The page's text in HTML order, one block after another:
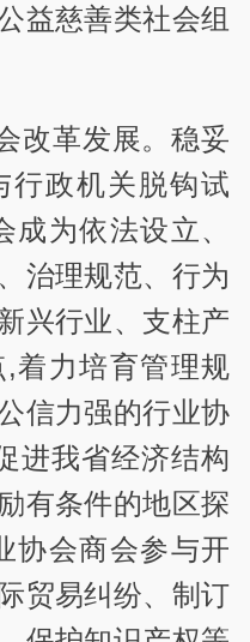
益慈善类社会组
改革发展。稳妥
行政机关脱钩试
为依法设立、
治理规范、行为
兴行业、支柱产
着力培育管理规
信力强的行业协
进我省经济结构
有条件的地区探
协会商会参与开
贸易纠纷、制订